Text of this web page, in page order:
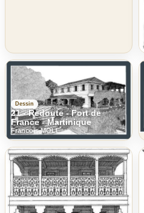
Dessin
21 - Redoute - Fort de
France - Martinique
Francois MOLL